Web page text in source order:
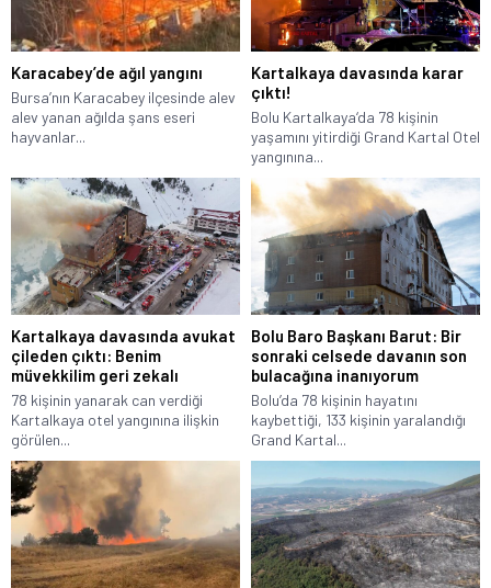
Karacabey’de ağıl yangını
Bursa’nın Karacabey ilçesinde alev
alev yanan ağılda şans eseri
hayvanlar...
Kartalkaya davasında karar
çıktı!
Bolu Kartalkaya‘da 78 kişinin
yaşamını yitirdiği Grand Kartal Otel
yangınına...
Kartalkaya davasında avukat
çileden çıktı: Benim
müvekkilim geri zekalı
78 kişinin yanarak can verdiği
Kartalkaya otel yangınına ilişkin
görülen...
Bolu Baro Başkanı Barut: Bir
sonraki celsede davanın son
bulacağına inanıyorum
Bolu’da 78 kişinin hayatını
kaybettiği, 133 kişinin yaralandığı
Grand Kartal...